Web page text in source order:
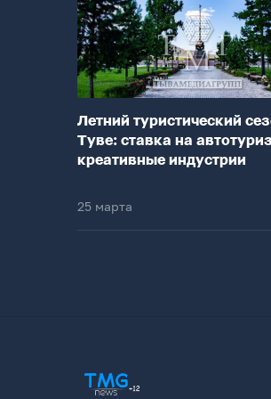
Летний туристический
Туве: ставка на
креативные индустрии
25 марта